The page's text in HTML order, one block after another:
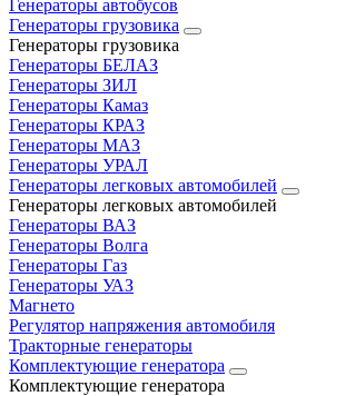
Генераторы автобусов
Генераторы грузовика
Генераторы грузовика
Генераторы БЕЛАЗ
Генераторы ЗИЛ
Генераторы Камаз
Генераторы КРАЗ
Генераторы МАЗ
Генераторы УРАЛ
Генераторы легковых автомобилей
Генераторы легковых автомобилей
Генераторы ВАЗ
Генераторы Волга
Генераторы Газ
Генераторы УАЗ
Магнето
Регулятор напряжения автомобиля
Тракторные генераторы
Комплектующие генератора
Комплектующие генератора